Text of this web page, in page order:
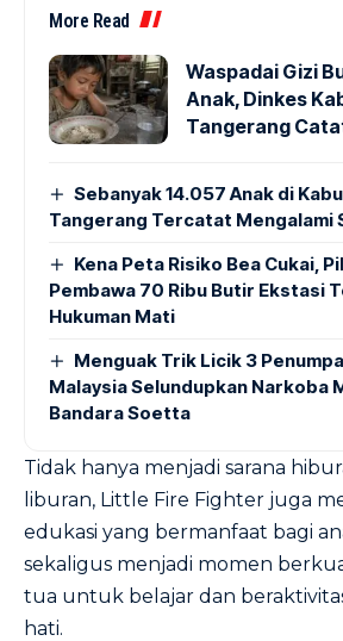
More Read
Waspadai Gizi
Anak, Dinkes
Tangerang Catat
Sebanyak 14.057 Anak di
Tangerang Tercatat Mengalami
Kena Peta Risiko Bea Cukai,
Pembawa 70 Ribu Butir Ekstasi
Hukuman Mati
Menguak Trik Licik 3
Malaysia Selundupkan Narkoba
Bandara Soetta
Tidak hanya menjadi sarana
liburan, Little Fire Fighter juga
edukasi yang bermanfaat bagi
sekaligus menjadi momen
tua untuk belajar dan
hati.